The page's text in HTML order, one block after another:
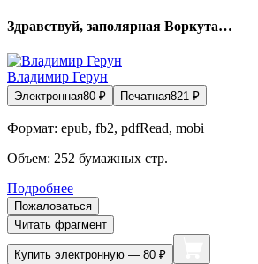
Здравствуй, заполярная Воркута…
Владимир Герун
Электронная80 ₽ Печатная821 ₽
Формат: epub, fb2, pdfRead, mobi
Объем: 252 бумажных стр.
Подробнее
Пожаловаться
Читать фрагмент
Купить электронную — 80 ₽